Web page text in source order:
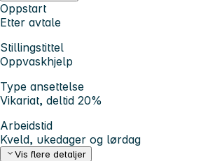
Oppstart
Etter avtale
Stillingstittel
Oppvaskhjelp
Type ansettelse
Vikariat, deltid 20%
Arbeidstid
Kveld, ukedager og lørdag
Vis flere detaljer